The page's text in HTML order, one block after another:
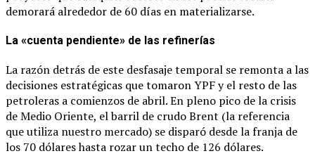
demorará alrededor de 60 días en materializarse.
La «cuenta pendiente» de las refinerías
La razón detrás de este desfasaje temporal se remonta a las
decisiones estratégicas que tomaron YPF y el resto de las
petroleras a comienzos de abril. En pleno pico de la crisis
de Medio Oriente, el barril de crudo Brent (la referencia
que utiliza nuestro mercado) se disparó desde la franja de
los 70 dólares hasta rozar un techo de 126 dólares.